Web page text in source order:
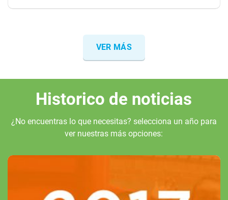
VER MÁS
Historico de noticias
¿No encuentras lo que necesitas? selecciona un año para
ver nuestras más opciones: